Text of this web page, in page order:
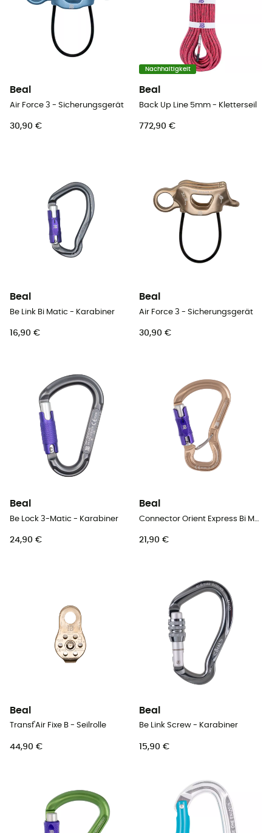
Beal
Air Force 3 - Sicherungsgerät
30,90 €
Nachhaltigkeit
Beal
Back Up Line 5mm - Kletterseil
772,90 €
Beal
Be Link Bi Matic - Karabiner
16,90 €
Beal
Air Force 3 - Sicherungsgerät
30,90 €
Beal
Be Lock 3-Matic - Karabiner
24,90 €
Beal
21,90 €
Beal
Transf'Air Fixe B - Seilrolle
44,90 €
Beal
Be Link Screw - Karabiner
15,90 €